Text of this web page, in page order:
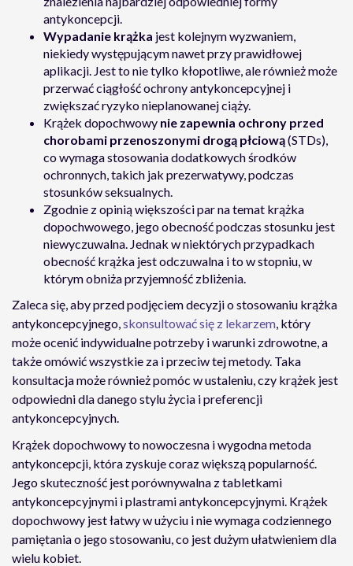
antykoncepcji.
Wypadanie krążka jest kolejnym wyzwaniem,
niekiedy występującym nawet przy prawidłowej
aplikacji. Jest to nie tylko kłopotliwe, ale również może
przerwać ciągłość ochrony antykoncepcyjnej i
zwiększać ryzyko nieplanowanej ciąży.
Krążek dopochwowy nie zapewnia ochrony przed
chorobami przenoszonymi drogą płciową(STDs),
co wymaga stosowania dodatkowych środków
ochronnych, takich jak prezerwatywy, podczas
stosunków seksualnych.
Zgodnie z opinią większości par na temat krążka
dopochwowego, jego obecność podczas stosunku jest
niewyczuwalna. Jednak w niektórych przypadkach
obecność krążka jest odczuwalna i to w stopniu, w
którym obniża przyjemność zbliżenia.
Zaleca się, aby przed podjęciem decyzji o stosowaniu krążka
antykoncepcyjnego,skonsultować się z lekarzem, który
może ocenić indywidualne potrzeby i warunki zdrowotne, a
także omówić wszystkie za i przeciw tej metody. Taka
konsultacja może również pomóc w ustaleniu, czy krążek jest
odpowiedni dla danego stylu życia i preferencji
antykoncepcyjnych.
Krążek dopochwowy to nowoczesna i wygodna metoda
antykoncepcji, która zyskuje coraz większą popularność.
Jego skuteczność jest porównywalna z tabletkami
antykoncepcyjnymi i plastrami antykoncepcyjnymi. Krążek
dopochwowy jest łatwy w użyciu i nie wymaga codziennego
pamiętania o jego stosowaniu, co jest dużym ułatwieniem dla
wielu kobiet.